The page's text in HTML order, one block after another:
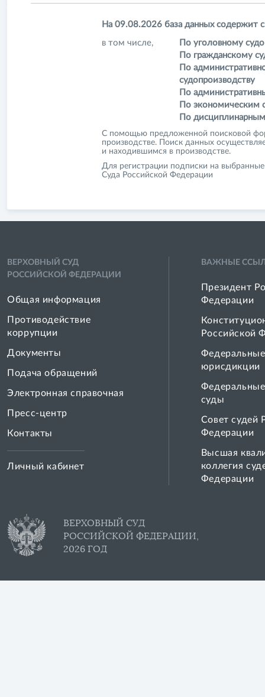
На 09.08.2026 база данных содержит
в том числе,
По уголовному
По гражданскому
По
судопроизводству
По
По экономическим
По
С помощью предложенной поисковой
производстве. Поиск данных
и находившимся в производстве.
Для регистрации подписки на
Суда Российской Федерации
ВЕРХОВНЫЙ СУД
РОССИЙСКОЙ ФЕДЕРАЦИИ
Общая информация
Противодействие
коррупции
Документы
Подача обращений
Электронная справочная
Пресс-центр
Контакты
Личный кабинет
ВАЖНЫЕ
Президент
Федерации
Российской
юрисдикции
суды
Совет cудей
Федерации
Высшая
коллегия
Федерации
ВЕРХОВНЫЙ СУД
РОССИЙСКОЙ ФЕДЕРАЦИИ,
2026 ГОД